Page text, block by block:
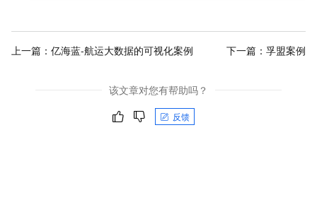
上一篇： 亿海蓝-航运大数据的可视化案例 下一篇： 孚盟案例
该文章对您有帮助吗？
反馈